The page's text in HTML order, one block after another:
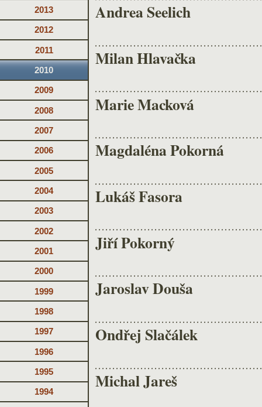
2013
2012
2011
2010
2009
2008
2007
2006
2005
2004
2003
2002
2001
2000
1999
1998
1997
1996
1995
1994
Andrea Seelich
Milan Hlavačka
Marie Macková
Magdaléna Pokorná
Lukáš Fasora
Jiří Pokorný
Jaroslav Douša
Ondřej Slačálek
Michal Jareš